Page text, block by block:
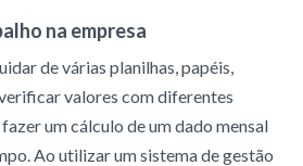
na empresa
de várias planilhas, papéis,
valores com diferentes
um cálculo de um dado mensal
Ao utilizar um sistema de gestão